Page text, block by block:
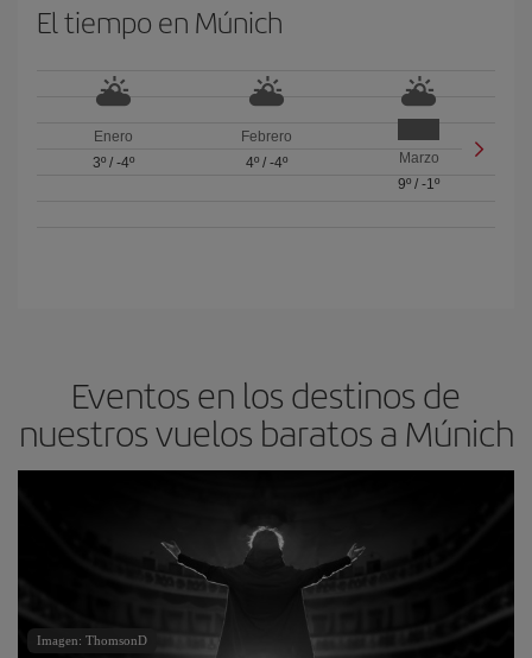
El tiempo en Múnich
Enero
3º/ -4º
Febrero
4º/ -4º
Marzo
9º /-1º
Eventos en los destinos de
nuestros vuelos baratos a Múnich
Imagen: ThomsonD